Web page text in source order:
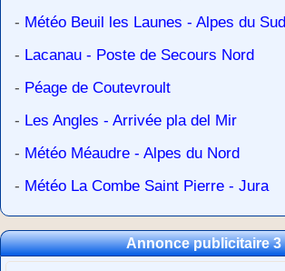
- Météo Beuil les Launes - Alpes du Sud
- Lacanau - Poste de Secours Nord
- Péage de Coutevroult
- Les Angles - Arrivée pla del Mir
- Météo Méaudre - Alpes du Nord
- Météo La Combe Saint Pierre - Jura
Annonce publicitaire 3